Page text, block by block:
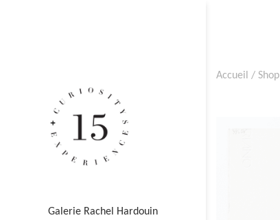
Galerie Rachel Hardouin
Accueil / Shop